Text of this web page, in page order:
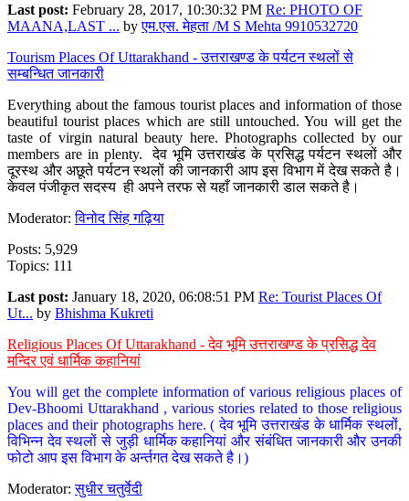
Last post: February 28, 2017, 10:30:32 PM Re: PHOTO OF
MAANA,LAST ... byएम.एस. मेहता /M S Mehta 9910532720
Tourism Places Of Uttarakhand - उत्तराखण्ड के पर्यटन स्थलों से
सम्बन्धित जानकारी
Everything about the famous tourist places and information of those
beautiful tourist places which are still untouched. You will get the
taste of virgin natural beauty here. Photographs collected by our
members are in plenty. देव भूमि उत्तराखंड के प्रसिद्ध पर्यटन स्थलों और
दूरस्थ और अछूते पर्यटन स्थलों की जानकारी आप इस विभाग में देख सकते है।
केवल पंजीकृत सदस्य ही अपने तरफ से यहाँ जानकारी डाल सकते है।
Moderator:विनोद सिंह गढ़िया
Posts: 5,929
Topics: 111
Last post: January 18, 2020, 06:08:51 PM Re: Tourist Places Of
Ut... by Bhishma Kukreti
Religious Places Of Uttarakhand - देव भूमि उत्तराखण्ड के प्रसिद्ध देव
मन्दिर एवं धार्मिक कहानियां
You will get the complete information of various religious places of
Dev-Bhoomi Uttarakhand , various stories related to those religious
places and their photographs here. ( देव भूमि उत्तराखंड के धार्मिक स्थलों,
विभिन्न देव स्थलों से जुड़ी धार्मिक कहानियां और संबंधित जानकारी और उनकी
फोटो आप इस विभाग के अर्न्तगत देख सकते है।)
Moderator:सुधीर चतुर्वेदी